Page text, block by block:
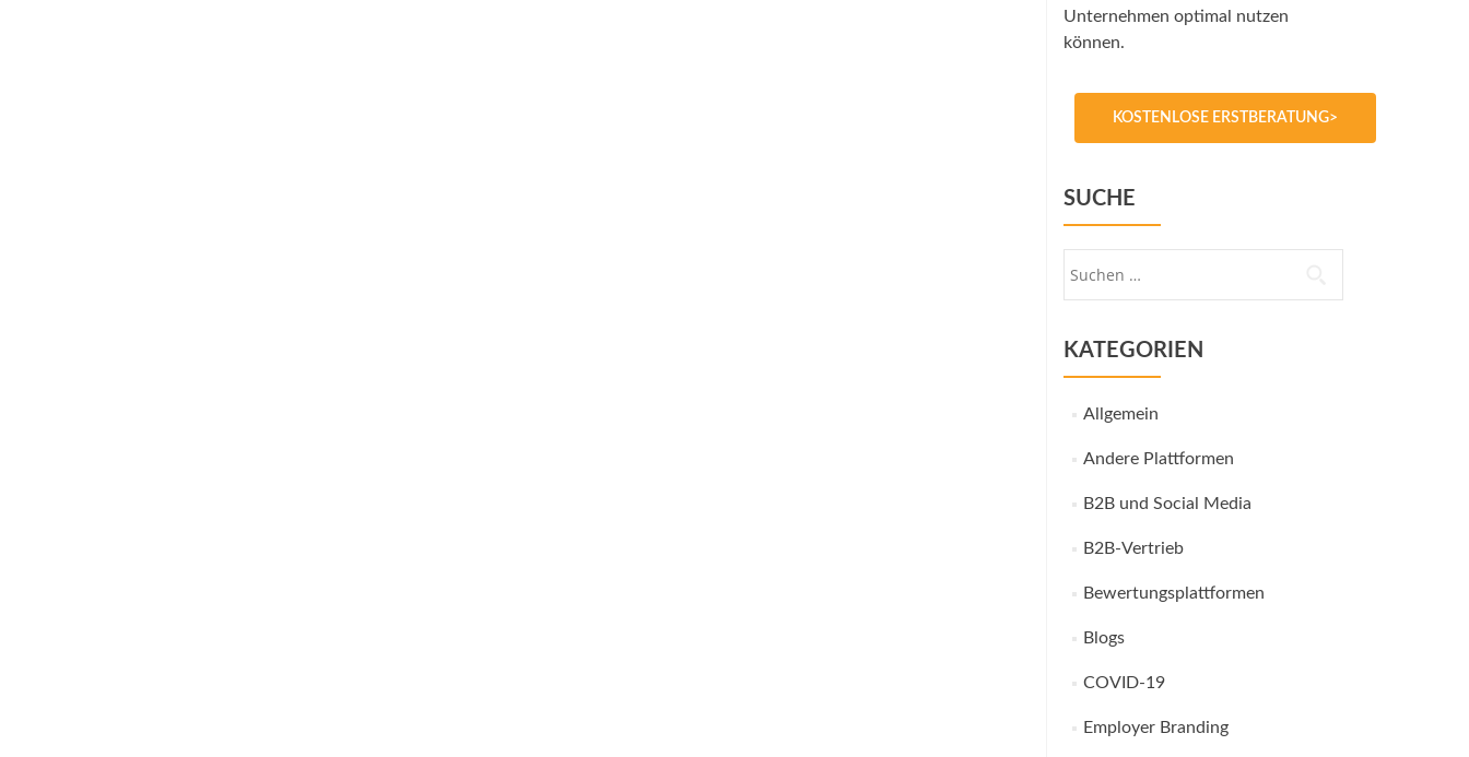
Unternehmen optimal nutzen
können.
KOSTENLOSE ERSTBERATUNG>
SUCHE
KATEGORIEN
Allgemein
Andere Plattformen
B2B und Social Media
B2B-Vertrieb
Bewertungsplattformen
Blogs
COVID-19
Employer Branding